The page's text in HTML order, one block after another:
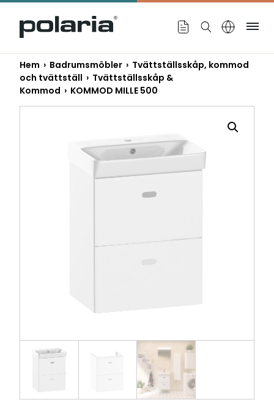
https://polaria.fi/name
Hem › Badrumsmöbler › Tvättställsskåp, kommod
och tvättställ › Tvättställsskåp &
Kommod › KOMMOD MILLE 500